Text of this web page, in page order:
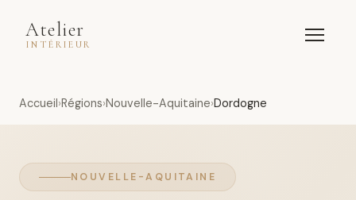
Atelier
INTÉRIEUR
Accueil Régions Nouvelle-Aquitaine Dordogne
NOUVELLE-AQUITAINE